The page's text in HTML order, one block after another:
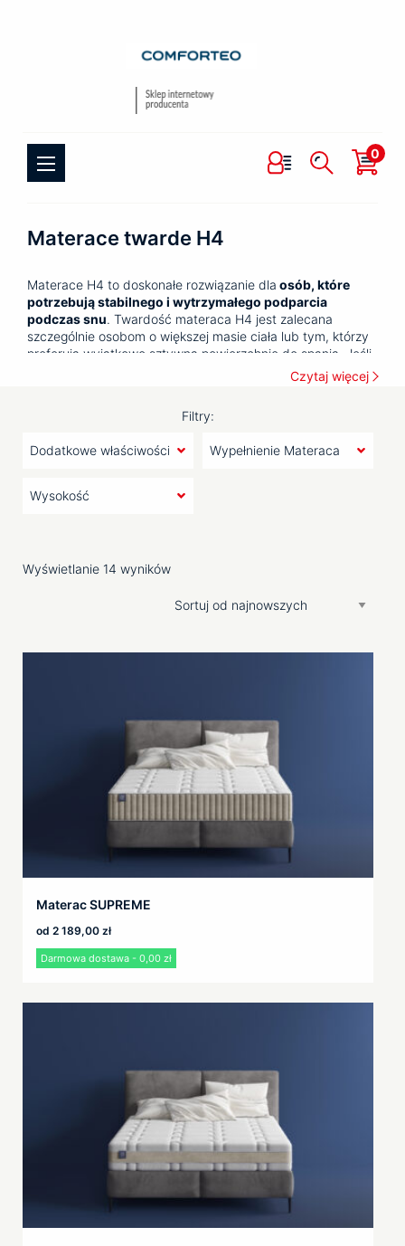
0
Materace twarde H4
Materace H4 to doskonałe rozwiązanie dla osób, które
potrzebują stabilnego i wytrzymałego podparcia
podczas snu. Twardość materaca H4 jest zalecana
szczególnie osobom o większej masie ciała lub tym, którzy
preferują wyjątkowo sztywną powierzchnię do spania. Jeśli
cenisz sobie trwałość i komfort, a jednocześnie zależy Ci na
zdrowym ułożeniu kręgosłupa, bardzo twardy materac to
twardości H4?
H4 materac w ofercie Comforteo
Czytaj więcej
Filtry:
Wyświetlanie 14 wyników
Materac SUPREME
od 2 189,00 zł
Darmowa dostawa - 0,00 zł